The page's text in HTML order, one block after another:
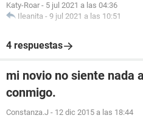
Katy-Roar - 5 jul 2021 a las 04:36
Ileanita - 9 jul 2021 a las 10:51
4 respuestas
mi novio no siente nada
conmigo.
Constanza.J - 12 dic 2015 a las 18:44